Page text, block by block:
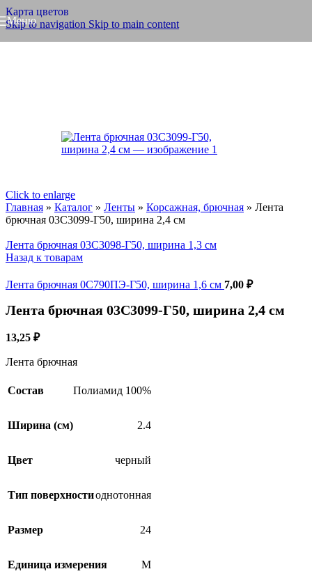
Карта цветов
Skip to navigation Skip to main content
Меню
Click to enlarge
Главная » Каталог » Ленты » Корсажная, брючная » Лента
брючная 03С3099-Г50, ширина 2,4 см
Лента брючная 03С3098-Г50, ширина 1,3 см
Назад к товарам
Лента брючная 0С790ПЭ-Г50, ширина 1,6 см 7,00 ₽
Лента брючная 03С3099-Г50, ширина 2,4 см
13,25 ₽
Лента брючная
Состав Полиамид 100%
Ширина (см) 2.4
Цвет черный
Тип поверхностиоднотонная
Размер 24
Единица измерения М